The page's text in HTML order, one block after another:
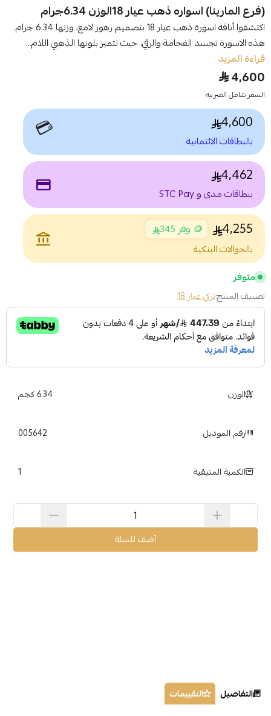
(فرع المارينا) اسواره ذهب عيار 18الوزن 6.34جرام
اكتشفوا أناقة اسورة ذهب عيار 18 بتصميم زهور لامع، وزنها 6.34 جرام.
هذه الاسورة تجسد الفخامة والرقي، حيث تتميز بلونها الذهبي اللام...
قراءة المزيد
4,600
السعر شامل الضريبه
4,600
بالبطاقات الائتمانية 💳
4,462
ببطاقات مدى و STC Pay payment
4,255 🪙 وفر 345
بالحوالات البنكية
account_balance
متوفر
تصنيف المنتج:تركي عيار 18
الوزن 6.34 كجم
رقم الموديل 005642
الكمية المتبقية 1
أضف للسلة
التفاصيل التقييمات